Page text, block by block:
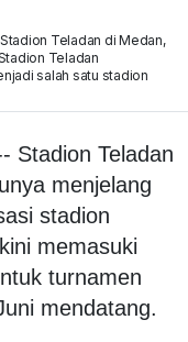
Teladan di Medan,
Teladan
salah satu stadion
Stadion Teladan
menjelang
stadion
memasuki
turnamen
mendatang.